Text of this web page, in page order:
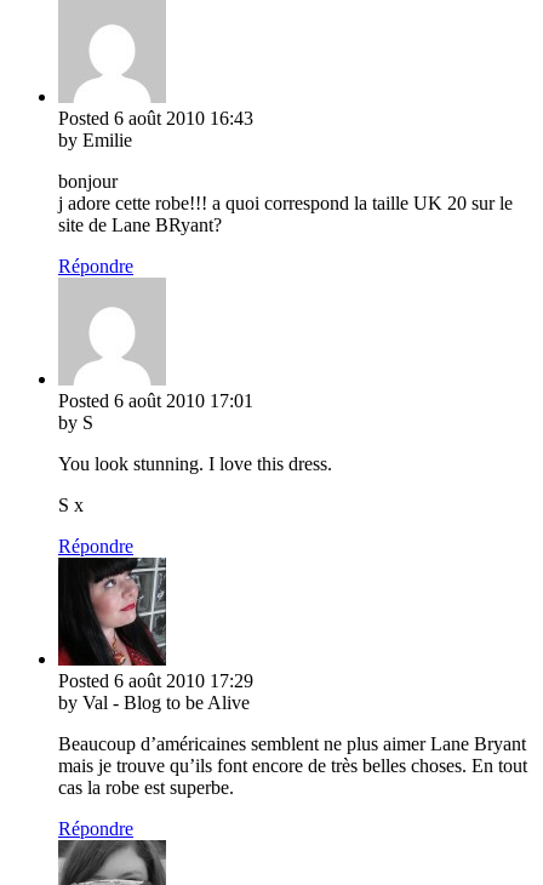
Posted 6 août 2010 16:43
by Emilie
bonjour
j adore cette robe!!! a quoi correspond la taille UK 20 sur le
site de Lane BRyant?
Répondre
Posted 6 août 2010 17:01
by S
You look stunning. I love this dress.
S x
Répondre
Posted 6 août 2010 17:29
by Val - Blog to be Alive
Beaucoup d’américaines semblent ne plus aimer Lane Bryant
mais je trouve qu’ils font encore de très belles choses. En tout
cas la robe est superbe.
Répondre